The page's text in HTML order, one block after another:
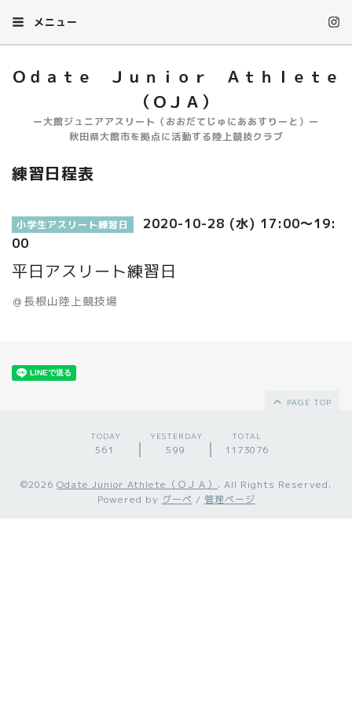
メニュー
Ｏｄａｔｅ Ｊｕｎｉｏｒ Ａｔｈｌｅｔｅ
（ＯＪＡ）
ー大館ジュニアアスリート（おおだてじゅにああすりーと）ー
秋田県大館市を拠点に活動する陸上競技クラブ
練習日程表
小学生アスリート練習日
2020-10-28 (水) 17:00～19:
00
平日アスリート練習日
＠長根山陸上競技場
PAGE TOP
TODAY
561
YESTERDAY
599
TOTAL
1173076
©2026 Odate Junior Athlete（ＯＪＡ） . All Rights Reserved.
Powered by グーペ / 管理ページ